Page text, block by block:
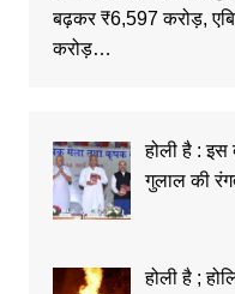
बढ़कर ₹6,597 करोड़,
करोड़…
होली है : इस
गुलाल की
होली है ;